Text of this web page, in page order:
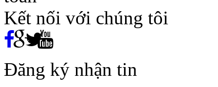
Kết nối với chúng tôi
Đăng ký nhận tin